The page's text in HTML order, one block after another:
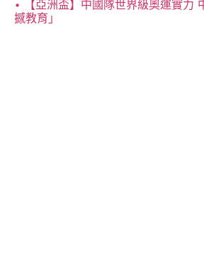
【亞洲盃】中國隊世界級奧運實力
撼教育」